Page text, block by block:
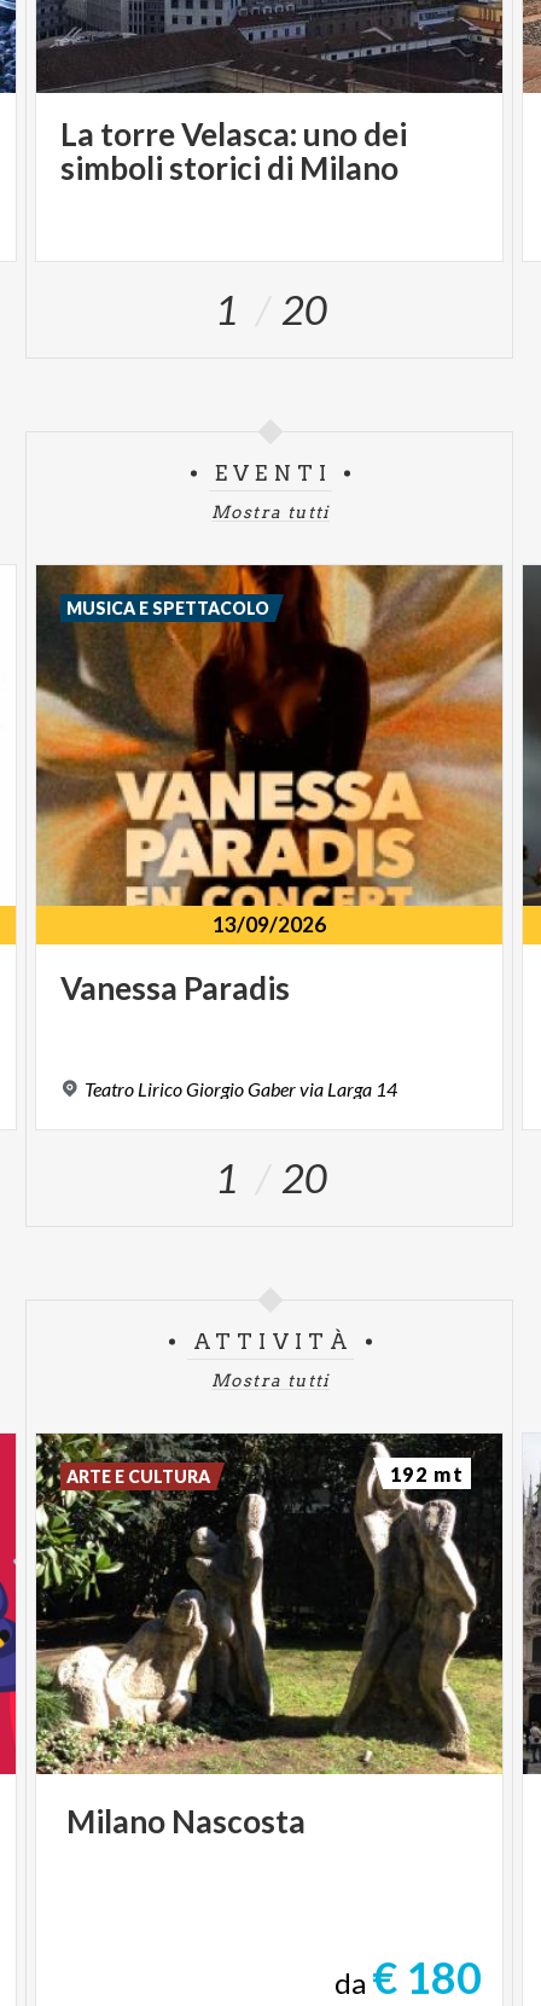
La torre Velasca: uno dei
simboli storici di Milano
1 20
EVENTI
Mostra tutti
13/09/2026
Vanessa Paradis
Teatro LiricoGiorgioGabervia Larga 14
MUSICA E SPETTACOLO
1 20
ATTIVITÀ
Mostra tutti
Milano Nascosta
da € 180
ARTE E CULTURA 192 mt